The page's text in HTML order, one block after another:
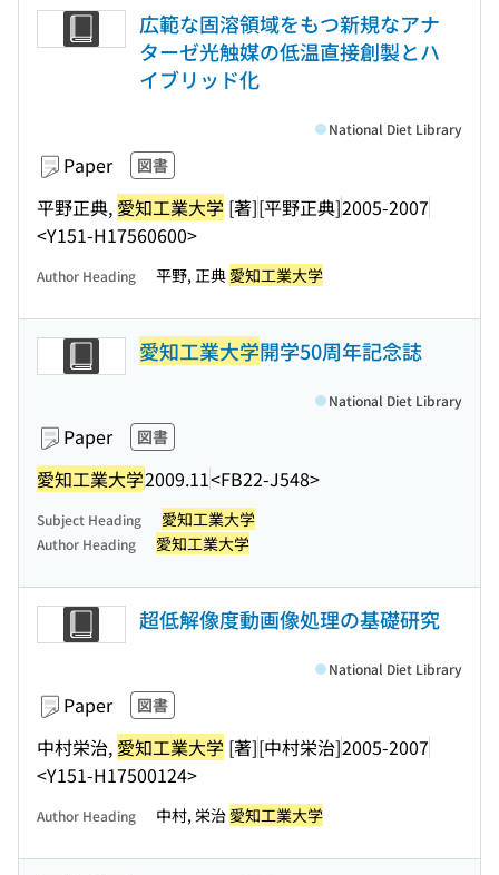
広範な固溶領域をもつ新規なアナ
ターゼ光触媒の低温直接創製とハ
イブリッド化
Paper 図書
平野正典, 愛知工業大学 [著][平野正典]2005-2007
<Y151-H17560600>
National Diet Library
Author Heading 平野, 正典 愛知工業大学
愛知工業大学開学50周年記念誌
Paper 図書
愛知工業大学2009.11<FB22-J548>
National Diet Library
Subject Heading 愛知工業大学
Author Heading 愛知工業大学
超低解像度動画像処理の基礎研究
Paper 図書
中村栄治, 愛知工業大学 [著][中村栄治]2005-2007
<Y151-H17500124>
National Diet Library
Author Heading 中村, 栄治 愛知工業大学